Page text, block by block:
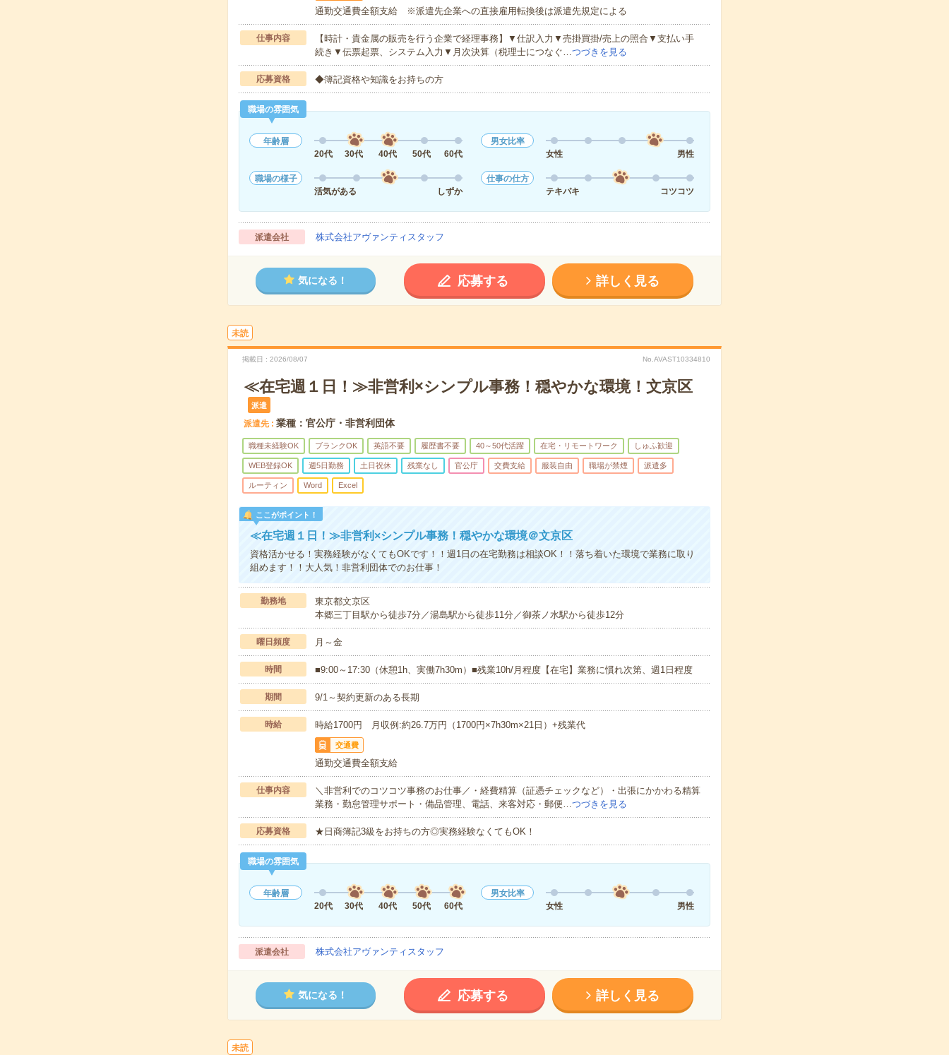
通勤交通費全額支給 ※派遣先企業への直接雇用転換後は派遣先規定による
仕事内容
【時計・貴金属の販売を行う企業で経理事務】▼仕訳入力▼売掛買掛/売上の照合▼支払い手
続き▼伝票起票、システム入力▼月次決算（税理士につなぐ…つづきを見る
応募資格 ◆簿記資格や知識をお持ちの方
職場の雰囲気
年齢層
20代
30代 40代 50代 60代
男女比率
女性
男性
職場の様子
活気がある
しずか
仕事の仕方
テキパキ
コツコツ
派遣会社 株式会社アヴァンティスタッフ
気になる！ 応募する 詳しく見る
未読
掲載日 2026/08/07 No.AVAST10334810
≪在宅週１日！≫非営利×シンプル事務！穏やかな環境！文京区
派遣
派遣先 業種：官公庁・非営利団体
職種未経験OK ブランクOK 英語不要 履歴書不要 40～50代活躍 在宅・リモートワーク しゅふ歓迎
WEB登録OK 週5日勤務 土日祝休 残業なし 官公庁 交費支給 服装自由 職場が禁煙 派遣多
ルーティン Word Excel
ここがポイント！
≪在宅週１日！≫非営利×シンプル事務！穏やかな環境＠文京区
資格活かせる！実務経験がなくてもOKです！！週1日の在宅勤務は相談OK！！落ち着いた環境で業務に取り
組めます！！大人気！非営利団体でのお仕事！
勤務地
東京都文京区
本郷三丁目駅から徒歩7分／湯島駅から徒歩11分／御茶ノ水駅から徒歩12分
曜日頻度 月～金
時間 ■9:00～17:30（休憩1h、実働7h30m）■残業10h/月程度【在宅】業務に慣れ次第、週1日程度
期間 9/1～契約更新のある長期
時給 時給1700円 月収例:約26.7万円（1700円×7h30m×21日）+残業代
交通費
通勤交通費全額支給
仕事内容
＼非営利でのコツコツ事務のお仕事／・経費精算（証憑チェックなど）・出張にかかわる精算
業務・勤怠管理サポート・備品管理、電話、来客対応・郵便…つづきを見る
応募資格 ★日商簿記3級をお持ちの方◎実務経験なくてもOK！
職場の雰囲気
年齢層
20代
30代 40代 50代 60代
男女比率
女性
男性
派遣会社 株式会社アヴァンティスタッフ
気になる！ 応募する 詳しく見る
未読